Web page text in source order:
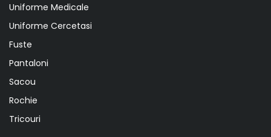
Uniforme Medicale
Uniforme Cercetasi
Fuste
Pantaloni
Sacou
Rochie
Tricouri